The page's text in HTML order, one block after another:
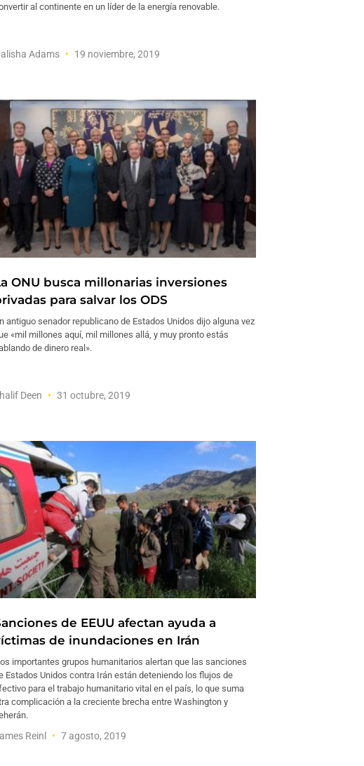
al continente en un líder de la energía renovable.
Adams 19 noviembre, 2019
ONU busca millonarias inversiones
para salvar los ODS
antiguo senador republicano de Estados Unidos dijo alguna vez
«mil millones aquí, mil millones allá, y muy pronto estás
de dinero real».
Deen 31 octubre, 2019
de EEUU afectan ayuda a
de inundaciones en Irán
importantes grupos humanitarios alertan que las sanciones
Estados Unidos contra Irán están deteniendo los flujos de
para el trabajo humanitario vital en el país, lo que suma
complicación a la creciente brecha entre Washington y
Reinl 7 agosto, 2019